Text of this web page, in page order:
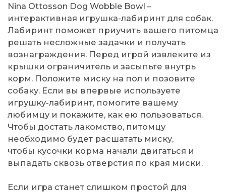
Nina Ottosson Dog Wobble Bowl –
интерактивная игрушка-лабиринт для собак.
Лабиринт поможет приучить вашего питомца
решать несложные задачки и получать
вознаграждения. Перед игрой извлеките из
крышки ограничитель и засыпьте внутрь
корм. Положите миску на пол и позовите
собаку. Если вы впервые используете
игрушку-лабиринт, помогите вашему
любимцу и покажите, как ею пользоваться.
Чтобы достать лакомство, питомцу
необходимо будет расшатать миску,
чтобы кусочки корма начали двигаться и
выпадать сквозь отверстия по края миски.
Если игра станет слишком простой для